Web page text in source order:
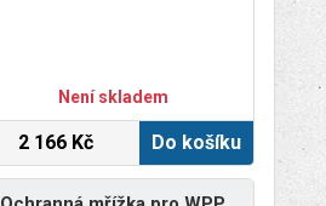
Není skladem
2 166 Kč Do košíku